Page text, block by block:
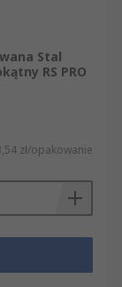
Stal
RS PRO
zł/opakowanie